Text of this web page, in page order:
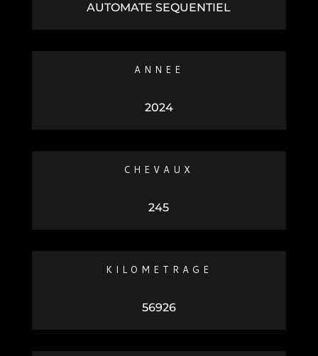
AUTOMATE SEQUENTIEL
ANNEE
2024
CHEVAUX
245
KILOMETRAGE
56926